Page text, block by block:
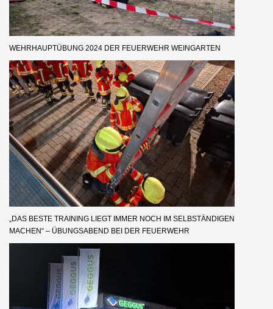
WEHRHAUPTÜBUNG 2024 DER FEUERWEHR WEINGARTEN
„DAS BESTE TRAINING LIEGT IMMER NOCH IM SELBSTÄNDIGEN
MACHEN“ – ÜBUNGSABEND BEI DER FEUERWEHR